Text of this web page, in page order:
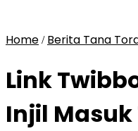
Home / Berita Tana
Link
Injil